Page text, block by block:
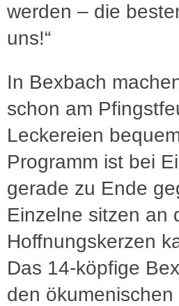
werden – die
uns!“
In Bexbach
schon am
Leckereien
Programm ist bei
gerade zu Ende
Einzelne sitzen an
Hoffnungskerzen
Das 14-köpfige
den